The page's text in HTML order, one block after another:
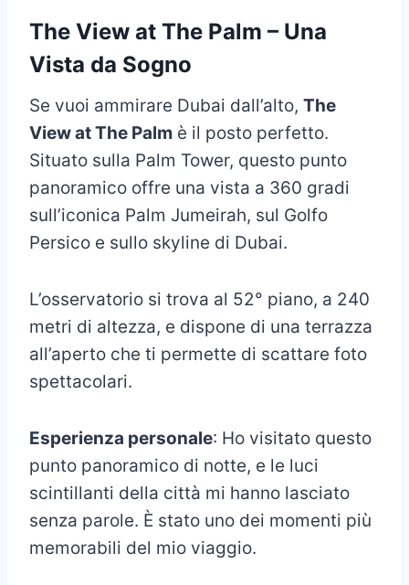
The View at The Palm – Una
Vista da Sogno
Se vuoi ammirare Dubai dall’alto, The
View at The Palm è il posto perfetto.
Situato sulla Palm Tower, questo punto
panoramico offre una vista a 360 gradi
sull’iconica Palm Jumeirah, sul Golfo
Persico e sullo skyline di Dubai.
L’osservatorio si trova al 52° piano, a 240
metri di altezza, e dispone di una terrazza
all’aperto che ti permette di scattare foto
spettacolari.
Esperienza personale: Ho visitato questo
punto panoramico di notte, e le luci
scintillanti della città mi hanno lasciato
senza parole. È stato uno dei momenti più
memorabili del mio viaggio.